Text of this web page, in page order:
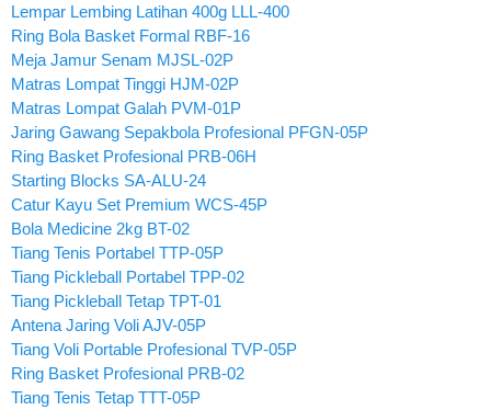
Lempar Lembing Latihan 400g LLL-400
Ring Bola Basket Formal RBF-16
Meja Jamur Senam MJSL-02P
Matras Lompat Tinggi HJM-02P
Matras Lompat Galah PVM-01P
Jaring Gawang Sepakbola Profesional PFGN-05P
Ring Basket Profesional PRB-06H
Starting Blocks SA-ALU-24
Catur Kayu Set Premium WCS-45P
Bola Medicine 2kg BT-02
Tiang Tenis Portabel TTP-05P
Tiang Pickleball Portabel TPP-02
Tiang Pickleball Tetap TPT-01
Antena Jaring Voli AJV-05P
Tiang Voli Portable Profesional TVP-05P
Ring Basket Profesional PRB-02
Tiang Tenis Tetap TTT-05P